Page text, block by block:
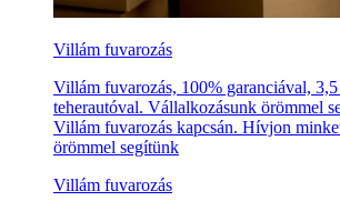
Villám fuvarozás
Villám fuvarozás, 100% garanciával, 3,5
teherautóval. Vállalkozásunk örömmel
Villám fuvarozás kapcsán. Hívjon
örömmel segítünk
Villám fuvarozás